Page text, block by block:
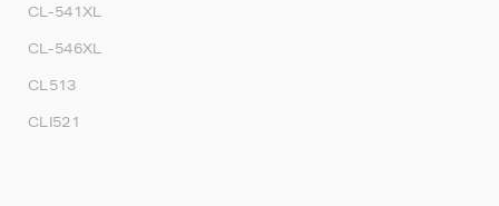
CL-541XL
CL-546XL
CL513
CLI521